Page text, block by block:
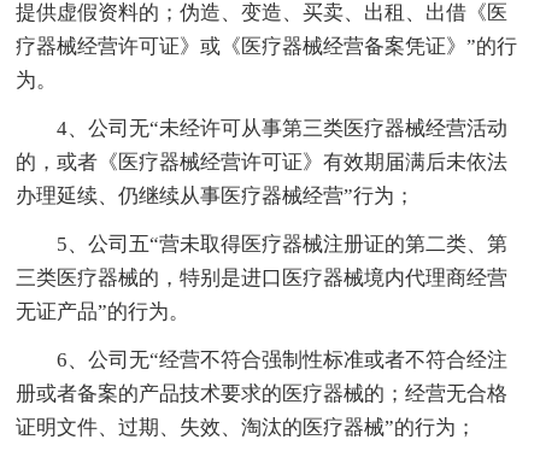
提供虚假资料的；伪造、变造、买卖、出租、出借《医
疗器械经营许可证》或《医疗器械经营备案凭证》”的行
为。
4、公司无“未经许可从事第三类医疗器械经营活动
的，或者《医疗器械经营许可证》有效期届满后未依法
办理延续、仍继续从事医疗器械经营”行为；
5、公司五“营未取得医疗器械注册证的第二类、第
三类医疗器械的，特别是进口医疗器械境内代理商经营
无证产品”的行为。
6、公司无“经营不符合强制性标准或者不符合经注
册或者备案的产品技术要求的医疗器械的；经营无合格
证明文件、过期、失效、淘汰的医疗器械”的行为；